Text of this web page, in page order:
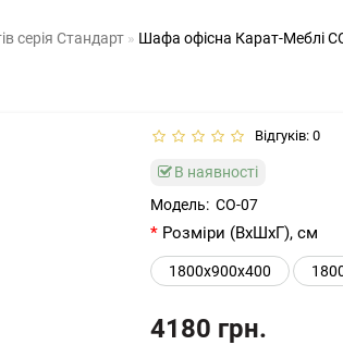
серія Стандарт Шафа офісна Карат-Меблі
Відгуків: 0
В наявності
Модель: СО-07
Розміри (ВхШхГ), см
1800x900x400
4180 грн.